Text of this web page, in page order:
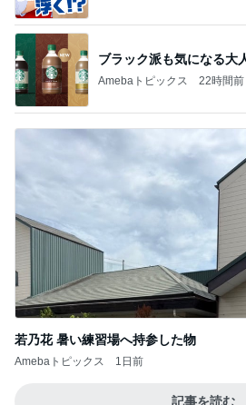
ブラック派も気になる大
Amebaトピックス 22時間前
若乃花 暑い練習場へ持参した物
Amebaトピックス 1日前
記事を読む